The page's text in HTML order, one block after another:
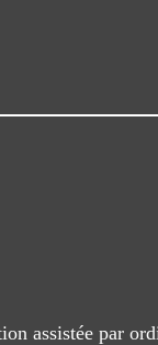
assistée par